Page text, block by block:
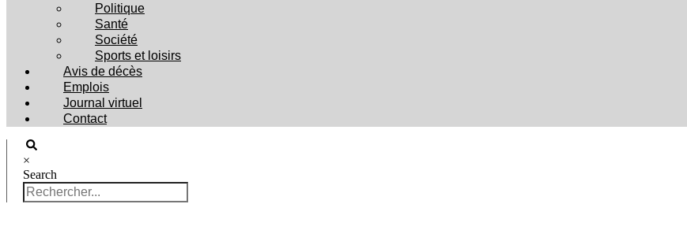
Politique
Santé
Société
Sports et loisirs
Avis de décès
Emplois
Journal virtuel
Contact
×
Search